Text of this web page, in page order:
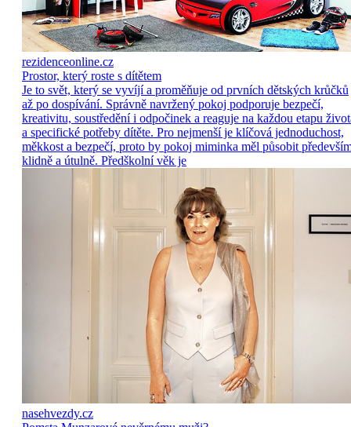
rezidenceonline.cz
Prostor, který roste s dítětem
Je to svět, který se vyvíjí a proměňuje od prvních dětských krůčků
až po dospívání. Správně navržený pokoj podporuje bezpečí,
kreativitu, soustředění i odpočinek a reaguje na každou etapu
a specifické potřeby dítěte. Pro nejmenší je klíčová jednoduchost,
měkkost a bezpečí, proto by pokoj miminka měl působit
klidně a útulně. Předškolní věk je
nasehvezdy.cz